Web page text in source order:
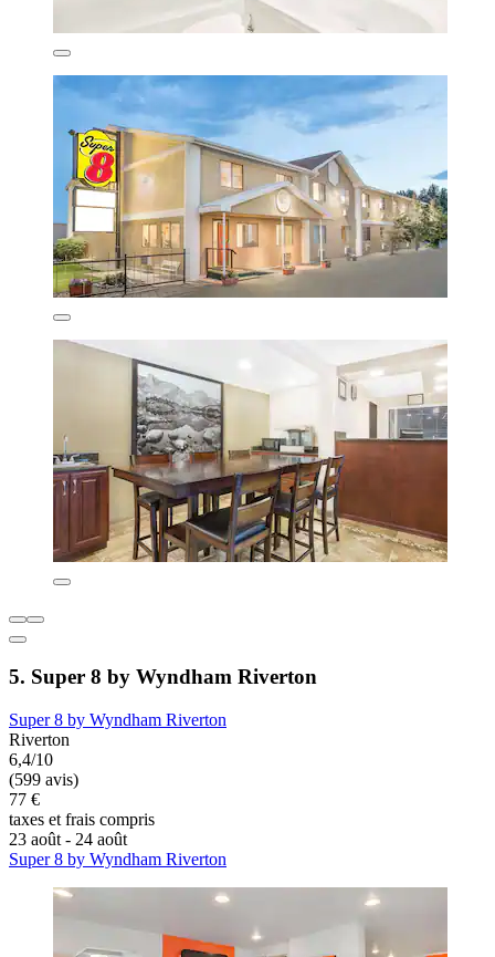
5. Super 8 by Wyndham Riverton
Super 8 by Wyndham Riverton
Riverton
6,4/10
(599 avis)
77 €
taxes et frais compris
23 août - 24 août
Super 8 by Wyndham Riverton